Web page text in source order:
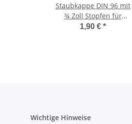
Staubkappe DIN 96 mit
¾ Zoll Stopfen für
Kanister und Tanks mit
1,90 € *
Wichtige Hinweise